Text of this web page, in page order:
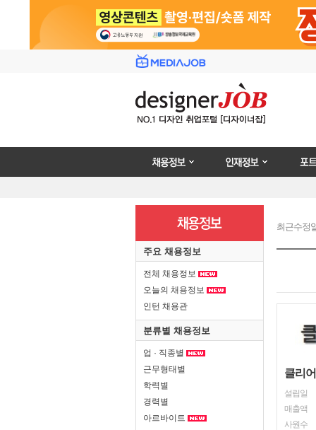
주요 채용정보
전체 채용정보
오늘의 채용정보
인턴 채용관
분류별 채용정보
업 · 직종별
근무형태별
학력별
경력별
아르바이트
최근수정
클리
설립일
매출액
사원수